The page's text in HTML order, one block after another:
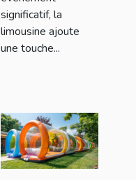
significatif, la
limousine ajoute
une touche...